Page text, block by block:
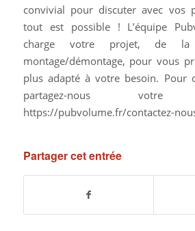
convivial pour discuter avec vos
tout est possible ! L’équipe
charge votre projet, de la
montage/démontage, pour vous
plus adapté à votre besoin. Pour
partagez-nous
https://pubvolume.fr/contactez-
Partager cet entrée